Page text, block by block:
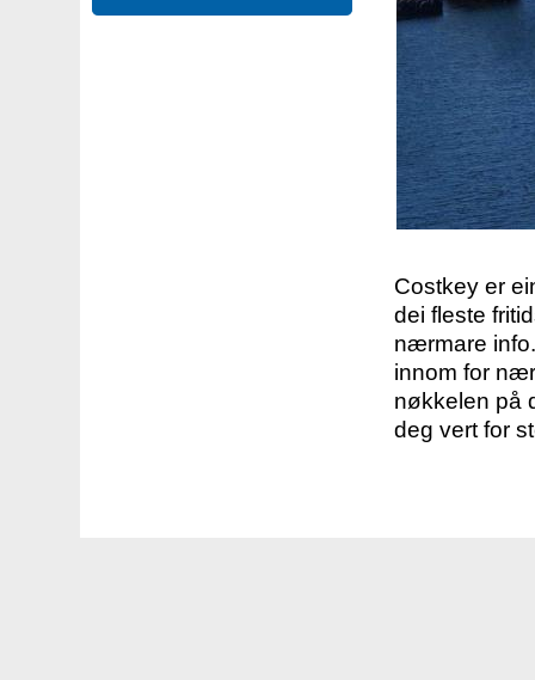
Costkey er
dei fleste
nærmare
innom for
nøkkelen på
deg vert for